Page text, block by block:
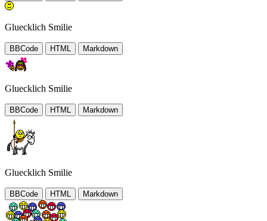
Gluecklich Smilie
BBCode HTML Markdown
Gluecklich Smilie
BBCode HTML Markdown
Gluecklich Smilie
BBCode HTML Markdown